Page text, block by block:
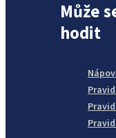
Může
hodit